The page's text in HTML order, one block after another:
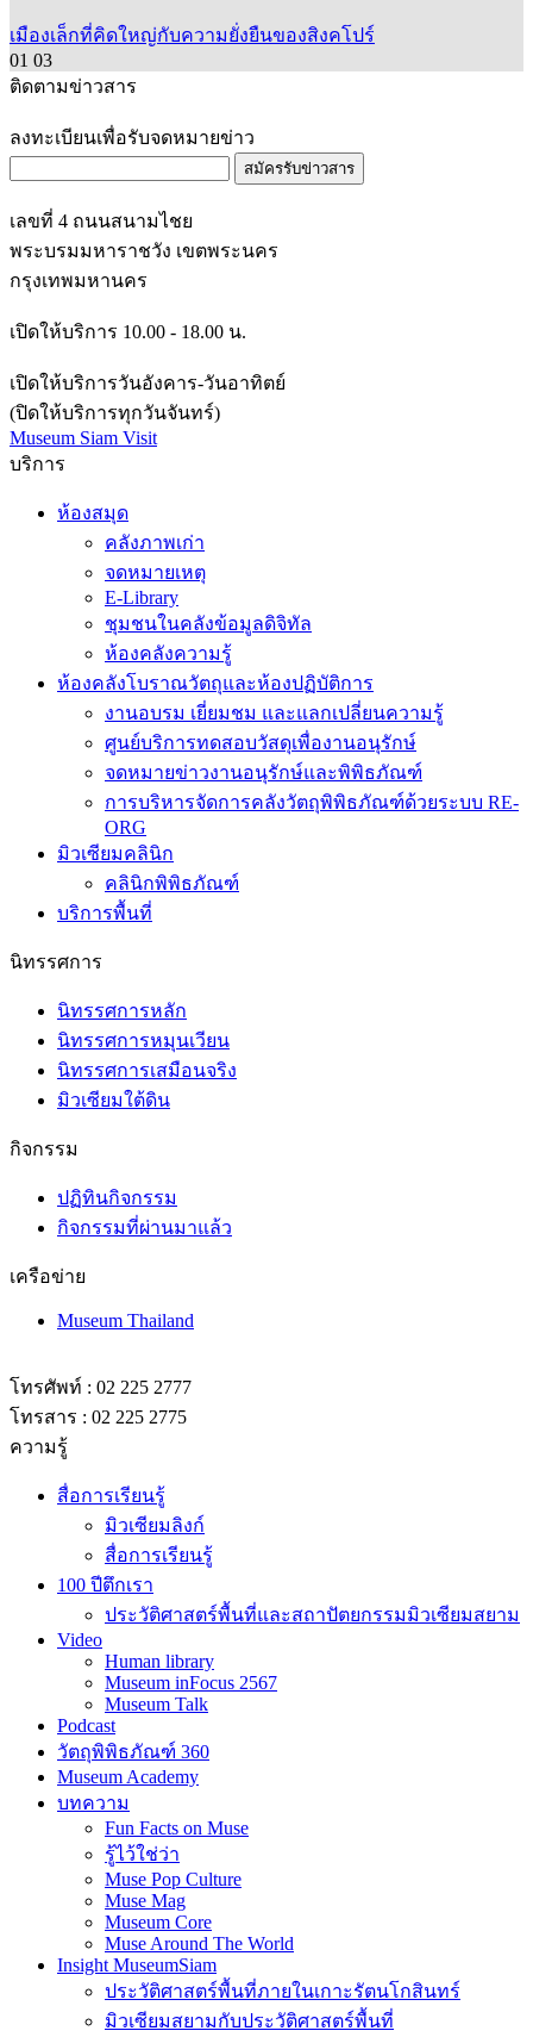
เมืองเล็กที่คิดใหญ่กับความยั่งยืนของสิงคโปร์
01 03
ติดตามข่าวสาร
ลงทะเบียนเพื่อรับจดหมายข่าว
สมัครรับข่าวสาร
เลขที่ 4 ถนนสนามไชย
พระบรมมหาราชวัง เขตพระนคร
กรุงเทพมหานคร
เปิดให้บริการ 10.00 - 18.00 น.
เปิดให้บริการวันอังคาร-วันอาทิตย์
(ปิดให้บริการทุกวันจันทร์)
Museum Siam Visit
บริการ
ห้องสมุด
คลังภาพเก่า
จดหมายเหตุ
E-Library
ชุมชนในคลังข้อมูลดิจิทัล
ห้องคลังความรู้
ห้องคลังโบราณวัตถุและห้องปฏิบัติการ
งานอบรม เยี่ยมชม และแลกเปลี่ยนความรู้
ศูนย์บริการทดสอบวัสดุเพื่องานอนุรักษ์
จดหมายข่าวงานอนุรักษ์และพิพิธภัณฑ์
การบริหารจัดการคลังวัตถุพิพิธภัณฑ์ด้วยระบบ RE-
ORG
มิวเซียมคลินิก
คลินิกพิพิธภัณฑ์
บริการพื้นที่
นิทรรศการ
นิทรรศการหลัก
นิทรรศการหมุนเวียน
นิทรรศการเสมือนจริง
มิวเซียมใต้ดิน
กิจกรรม
ปฏิทินกิจกรรม
กิจกรรมที่ผ่านมาแล้ว
เครือข่าย
Museum Thailand
โทรศัพท์ : 02 225 2777
โทรสาร : 02 225 2775
ความรู้
สื่อการเรียนรู้
มิวเซียมลิงก์
สื่อการเรียนรู้
100 ปีตึกเรา
ประวัติศาสตร์พื้นที่และสถาปัตยกรรมมิวเซียมสยาม
Video
Human library
Museum inFocus 2567
Museum Talk
Podcast
วัตถุพิพิธภัณฑ์ 360
Museum Academy
บทความ
Fun Facts on Muse
รู้ไว้ใช่ว่า
Muse Pop Culture
Muse Mag
Museum Core
Muse Around The World
Insight MuseumSiam
ประวัติศาสตร์พื้นที่ภายในเกาะรัตนโกสินทร์
มิวเซียมสยามกับประวัติศาสตร์พื้นที่